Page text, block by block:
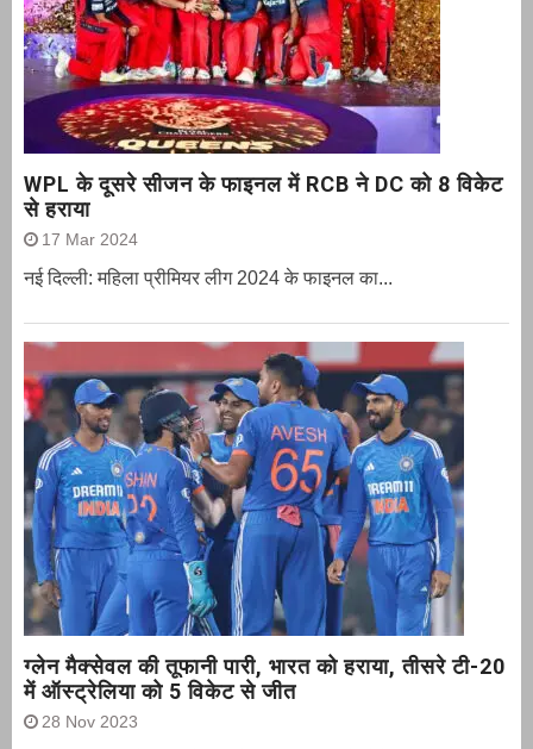
WPL के दूसरे सीजन के फाइनल में RCB ने DC को 8 विकेट
से हराया
17 Mar 2024
नई दिल्ली: महिला प्रीमियर लीग 2024 के फाइनल का...
ग्‍लेन मैक्‍सेवल की तूफानी पारी, भारत को हराया, तीसरे टी-20
में ऑस्ट्रेलिया को 5 विकेट से जीत
28 Nov 2023